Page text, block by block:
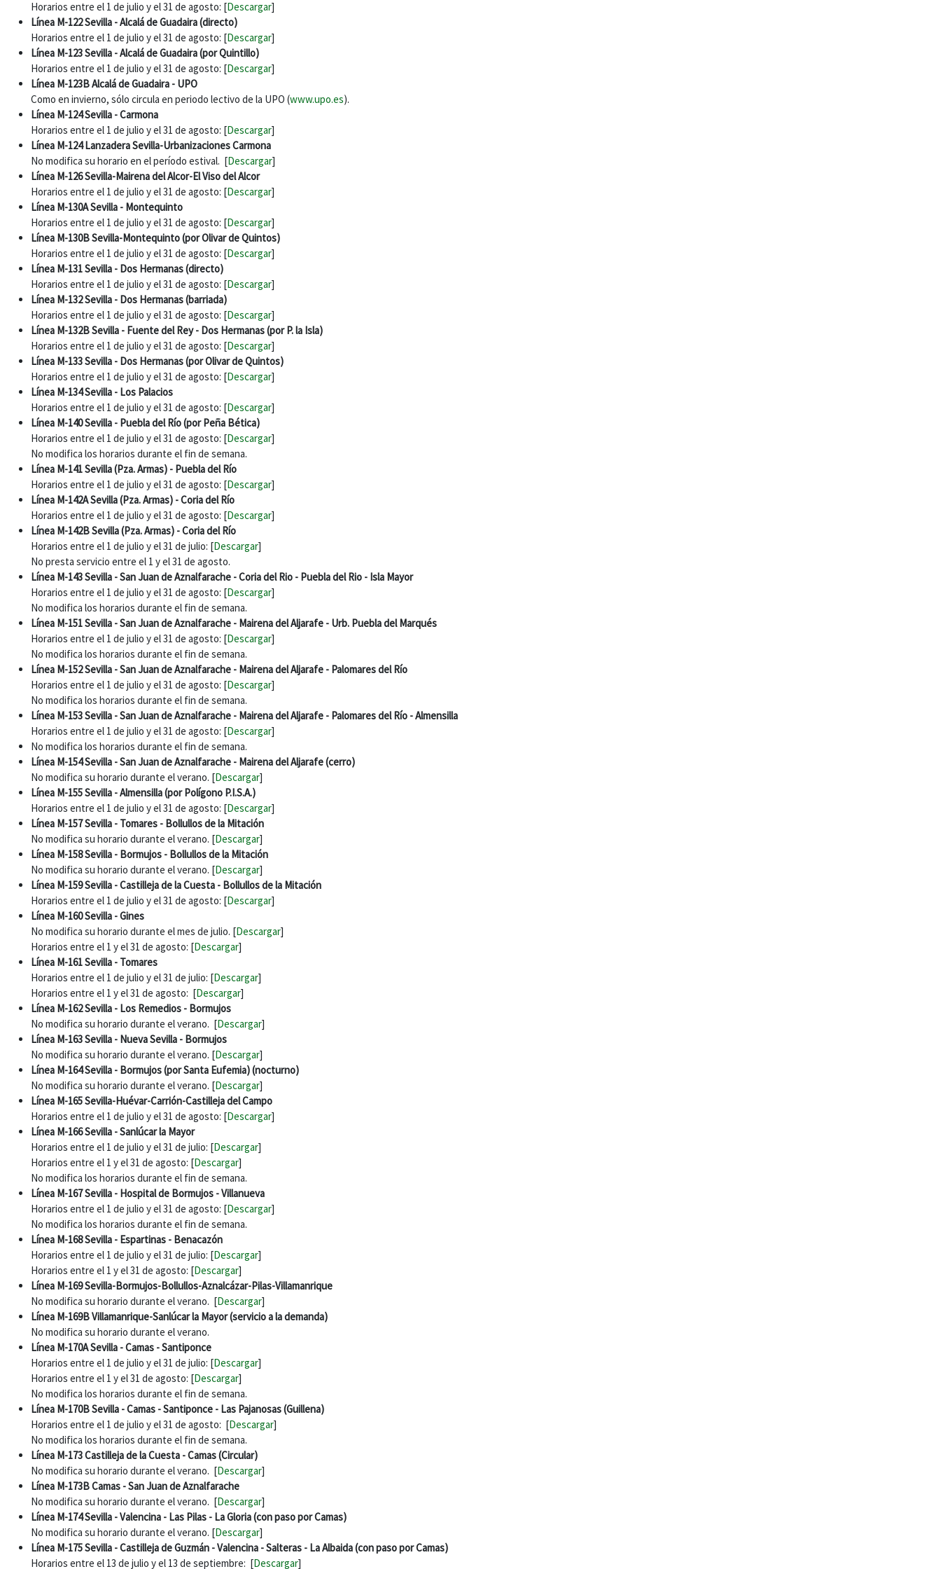
Horarios entre el 1 de julio y el 31 de agosto: [Descargar]
Línea M-122 Sevilla - Alcalá de Guadaira (directo)
Horarios entre el 1 de julio y el 31 de agosto: [Descargar]
Línea M-123 Sevilla - Alcalá de Guadaira (por Quintillo)
Horarios entre el 1 de julio y el 31 de agosto: [Descargar]
Línea M-123B Alcalá de Guadaira - UPO
Como en invierno, sólo circula en periodo lectivo de la UPO (www.upo.es).
Línea M-124 Sevilla - Carmona
Horarios entre el 1 de julio y el 31 de agosto: [Descargar]
Línea M-124 Lanzadera Sevilla-Urbanizaciones Carmona
No modifica su horario en el período estival. [Descargar]
Línea M-126 Sevilla-Mairena del Alcor-El Viso del Alcor
Horarios entre el 1 de julio y el 31 de agosto: [Descargar]
Línea M-130A Sevilla - Montequinto
Horarios entre el 1 de julio y el 31 de agosto: [Descargar]
Línea M-130B Sevilla-Montequinto (por Olivar de Quintos)
Horarios entre el 1 de julio y el 31 de agosto: [Descargar]
Línea M-131 Sevilla - Dos Hermanas (directo)
Horarios entre el 1 de julio y el 31 de agosto: [Descargar]
Línea M-132 Sevilla - Dos Hermanas (barriada)
Horarios entre el 1 de julio y el 31 de agosto: [Descargar]
Línea M-132B Sevilla - Fuente del Rey - Dos Hermanas (por P. la Isla)
Horarios entre el 1 de julio y el 31 de agosto: [Descargar]
Línea M-133 Sevilla - Dos Hermanas (por Olivar de Quintos)
Horarios entre el 1 de julio y el 31 de agosto: [Descargar]
Línea M-134 Sevilla - Los Palacios
Horarios entre el 1 de julio y el 31 de agosto: [Descargar]
Línea M-140 Sevilla - Puebla del Río (por Peña Bética)
Horarios entre el 1 de julio y el 31 de agosto: [Descargar]
No modifica los horarios durante el fin de semana.
Línea M-141 Sevilla (Pza. Armas) - Puebla del Río
Horarios entre el 1 de julio y el 31 de agosto: [Descargar]
Línea M-142A Sevilla (Pza. Armas) - Coria del Río
Horarios entre el 1 de julio y el 31 de agosto: [Descargar]
Línea M-142B Sevilla (Pza. Armas) - Coria del Río
Horarios entre el 1 de julio y el 31 de julio: [Descargar]
No presta servicio entre el 1 y el 31 de agosto.
Línea M-143 Sevilla - San Juan de Aznalfarache - Coria del Rio - Puebla del Rio - Isla Mayor
Horarios entre el 1 de julio y el 31 de agosto: [Descargar]
No modifica los horarios durante el fin de semana.
Línea M-151 Sevilla - San Juan de Aznalfarache - Mairena del Aljarafe - Urb. Puebla del Marqués
Horarios entre el 1 de julio y el 31 de agosto: [Descargar]
No modifica los horarios durante el fin de semana.
Línea M-152 Sevilla - San Juan de Aznalfarache - Mairena del Aljarafe - Palomares del Río
Horarios entre el 1 de julio y el 31 de agosto: [Descargar]
No modifica los horarios durante el fin de semana.
Línea M-153 Sevilla - San Juan de Aznalfarache - Mairena del Aljarafe - Palomares del Río - Almensilla
Horarios entre el 1 de julio y el 31 de agosto: [Descargar]
No modifica los horarios durante el fin de semana.
Línea M-154 Sevilla - San Juan de Aznalfarache - Mairena del Aljarafe (cerro)
No modifica su horario durante el verano. [Descargar]
Línea M-155 Sevilla - Almensilla (por Polígono P.I.S.A.)
Horarios entre el 1 de julio y el 31 de agosto: [Descargar]
Línea M-157 Sevilla - Tomares - Bollullos de la Mitación
No modifica su horario durante el verano. [Descargar]
Línea M-158 Sevilla - Bormujos - Bollullos de la Mitación
No modifica su horario durante el verano. [Descargar]
Línea M-159 Sevilla - Castilleja de la Cuesta - Bollullos de la Mitación
Horarios entre el 1 de julio y el 31 de agosto: [Descargar]
Línea M-160 Sevilla - Gines
No modifica su horario durante el mes de julio. [Descargar]
Horarios entre el 1 y el 31 de agosto: [Descargar]
Línea M-161 Sevilla - Tomares
Horarios entre el 1 de julio y el 31 de julio: [Descargar]
Horarios entre el 1 y el 31 de agosto: [Descargar]
Línea M-162 Sevilla - Los Remedios - Bormujos
No modifica su horario durante el verano. [Descargar]
Línea M-163 Sevilla - Nueva Sevilla - Bormujos
No modifica su horario durante el verano. [Descargar]
Línea M-164 Sevilla - Bormujos (por Santa Eufemia) (nocturno)
No modifica su horario durante el verano. [Descargar]
Línea M-165 Sevilla-Huévar-Carrión-Castilleja del Campo
Horarios entre el 1 de julio y el 31 de agosto: [Descargar]
Línea M-166 Sevilla - Sanlúcar la Mayor
Horarios entre el 1 de julio y el 31 de julio: [Descargar]
Horarios entre el 1 y el 31 de agosto: [Descargar]
No modifica los horarios durante el fin de semana.
Línea M-167 Sevilla - Hospital de Bormujos - Villanueva
Horarios entre el 1 de julio y el 31 de agosto: [Descargar]
No modifica los horarios durante el fin de semana.
Línea M-168 Sevilla - Espartinas - Benacazón
Horarios entre el 1 de julio y el 31 de julio: [Descargar]
Horarios entre el 1 y el 31 de agosto: [Descargar]
Línea M-169 Sevilla-Bormujos-Bollullos-Aznalcázar-Pilas-Villamanrique
No modifica su horario durante el verano. [Descargar]
Línea M-169B Villamanrique-Sanlúcar la Mayor (servicio a la demanda)
No modifica su horario durante el verano.
Línea M-170A Sevilla - Camas - Santiponce
Horarios entre el 1 de julio y el 31 de julio: [Descargar]
Horarios entre el 1 y el 31 de agosto: [Descargar]
No modifica los horarios durante el fin de semana.
Línea M-170B Sevilla - Camas - Santiponce - Las Pajanosas (Guillena)
Horarios entre el 1 de julio y el 31 de agosto: [Descargar]
No modifica los horarios durante el fin de semana.
Línea M-173 Castilleja de la Cuesta - Camas (Circular)
No modifica su horario durante el verano. [Descargar]
Línea M-173B Camas - San Juan de Aznalfarache
No modifica su horario durante el verano. [Descargar]
Línea M-174 Sevilla - Valencina - Las Pilas - La Gloria (con paso por Camas)
No modifica su horario durante el verano. [Descargar]
Línea M-175 Sevilla - Castilleja de Guzmán - Valencina - Salteras - La Albaida (con paso por Camas)
Horarios entre el 13 de julio y el 13 de septiembre: [Descargar]